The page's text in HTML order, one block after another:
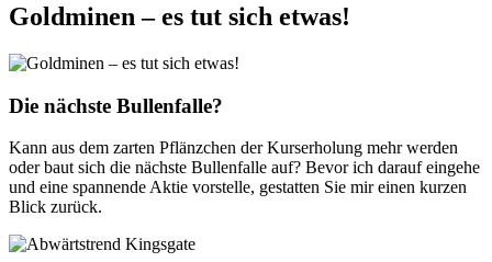
Goldminen – es tut sich etwas!
Die nächste Bullenfalle?
Kann aus dem zarten Pflänzchen der Kurserholung mehr werden
oder baut sich die nächste Bullenfalle auf? Bevor ich darauf eingehe
und eine spannende Aktie vorstelle, gestatten Sie mir einen kurzen
Blick zurück.